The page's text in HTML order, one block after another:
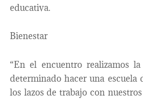
educativa.
Bienestar
“En el encuentro realizamos
determinado hacer una
los lazos de trabajo con